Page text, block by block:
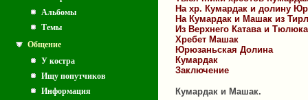
Альбомы
Темы
Общение
У костра
Ищу попутчиков
Информация
На хр. Кумардак и долину
На Кумардак и Машак из
Из Верхнего Катава и Тюлюка
Хребет Машак
Юрюзаньская Долина
Кумардак
Заключение
Кумардак и Машак.